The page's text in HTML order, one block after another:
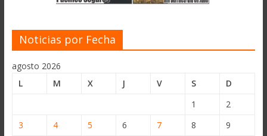
Noticias por Fecha
agosto 2026
L
M X J V S
D
1
2
3
4 5 6 7 8
9